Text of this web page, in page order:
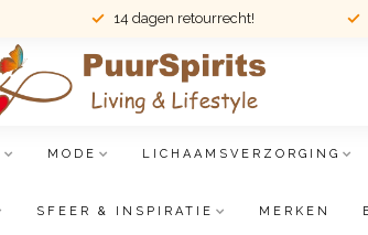
14 dagen retourrecht!
MODE LICHAAMSVERZORGING
SFEER & INSPIRATIE MERKEN